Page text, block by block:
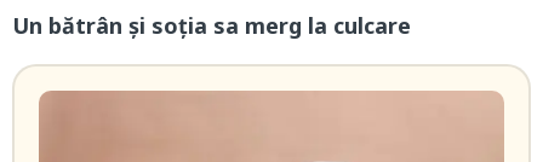
Un bătrân și soția sa merg la culcare